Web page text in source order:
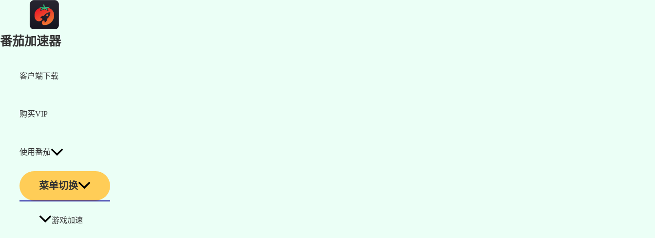
番茄加速器
客户端下载
购买VIP
使用番茄
菜单切换
游戏加速